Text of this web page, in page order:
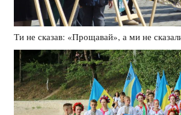
Ти не сказав: «Прощавай», а ми не